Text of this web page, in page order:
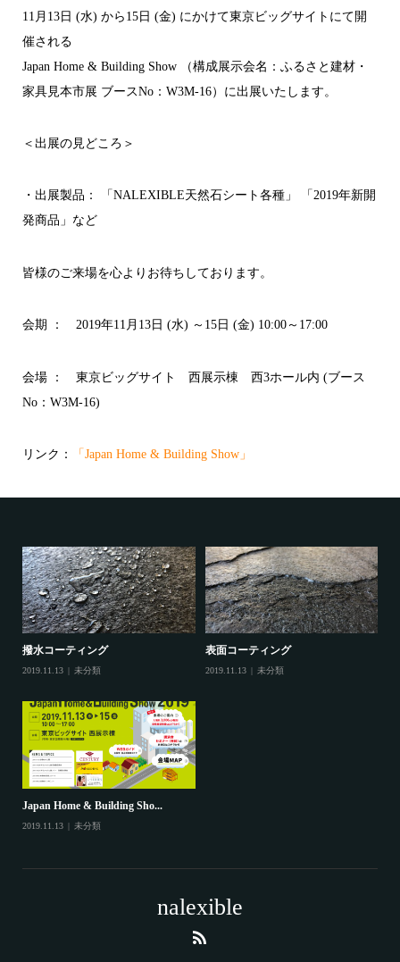
11月13日 (水) から15日 (金) にかけて東京ビッグサイトにて開
催される
Japan Home & Building Show （構成展示会名：ふるさと建材・
家具見本市展 ブースNo：W3M-16）に出展いたします。
＜出展の見どころ＞
・出展製品： 「NALEXIBLE天然石シート各種」 「2019年新開
発商品」など
皆様のご来場を心よりお待ちしております。
会期 ： 2019年11月13日 (水) ～15日 (金) 10:00～17:00
会場 ： 東京ビッグサイト 西展示棟 西3ホール内 (ブース
No：W3M-16)
リンク： 「Japan Home & Building Show」
撥水コーティング
2019.11.13 未分類
表面コーティング
2019.11.13 未分類
Japan Home & Building Sho...
2019.11.13 未分類
nalexible